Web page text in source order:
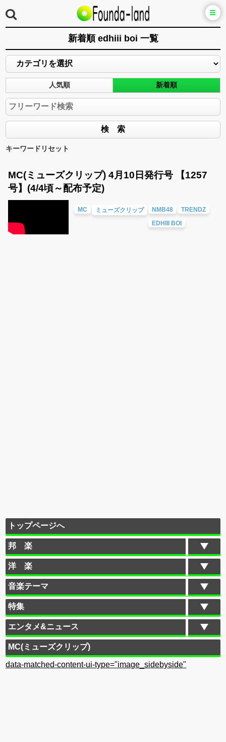
新着順 edhiii boi 一覧
人気順 新着順
キーワードリセット
MC(ミューズクリップ) 4月10日発行号 【1257
号】(4/4頃～配布予定)
MC ミューズクリップ NMB48
TRENDZ
EDHIII BOI
トップページへ
邦 楽
洋 楽
音楽テーマ
特集
エンタメ&ニュース
MC(ミューズクリップ)
data-matched-content-ui-type="image_sidebyside"